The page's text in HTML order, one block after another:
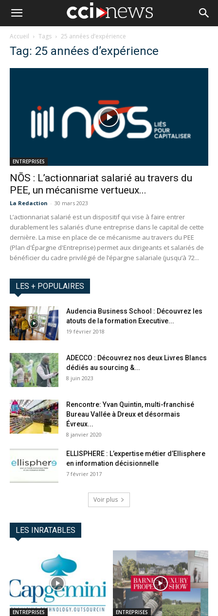
Accueil Tags 25 années d’expérience
Tag: 25 années d’expérience
ENTREPRISES
NŌS : L’actionnariat salarié au travers du
PEE, un mécanisme vertueux...
La Redaction - 30 mars 2023
L’actionnariat salarié est un dispositif qui vise à faire entrer
durablement les salariés d’une entreprise dans le capital de cette
dernière. La mise en place de ce mécanisme au travers du PEE
(Plan d'Épargne d'Entreprise) permet aux dirigeants et salariés de
bénéficier du cadre privilégié de l’épargne salariale (jusqu’à 72...
LES + POPULAIRES
Audencia Business School : Découvrez les
atouts de la formation Executive...
19 février 2018
ADECCO : Découvrez nos deux Livres Blancs
dédiés au sourcing &...
8 juin 2023
Rencontre: Yvan Quintin, multi-franchisé
Bureau Vallée à Dreux et désormais
Évreux...
8 janvier 2020
ELLISPHERE : L’expertise métier d’Ellisphere
en information décisionnelle
7 février 2017
Voir plus
LES INRATABLES
ENTREPRISES ENTREPRISES